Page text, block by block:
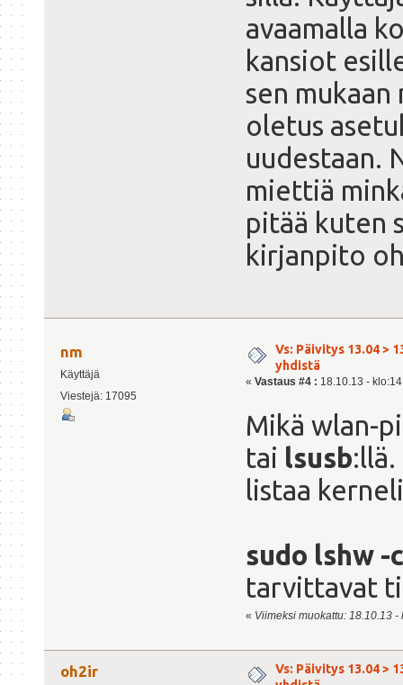
avaamalla
kansiot
sen
oletus
uudestaan.
miettiä
pitää kuten
kirjanpito
nm
Käyttäjä
Viestejä: 17095
Vs: Päivitys 13.04 >
yhdistä
« Vastaus #4 : 18.10.13 -
Mikä wlan-
tai lsusb
listaa
sudo lshw
tarvittavat
« Viimeksi muokattu: 18.10.13
oh2ir
Vs: Päivitys 13.04 >